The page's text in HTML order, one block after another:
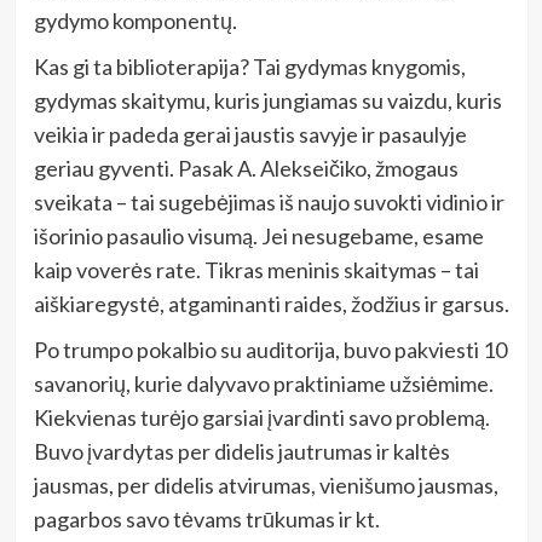
gydymo komponentų.
Kas gi ta biblioterapija? Tai gydymas knygomis,
gydymas skaitymu, kuris jungiamas su vaizdu, kuris
veikia ir padeda gerai jaustis savyje ir pasaulyje
geriau gyventi. Pasak A. Alekseičiko, žmogaus
sveikata – tai sugebėjimas iš naujo suvokti vidinio ir
išorinio pasaulio visumą. Jei nesugebame, esame
kaip voverės rate. Tikras meninis skaitymas – tai
aiškiaregystė, atgaminanti raides, žodžius ir garsus.
Po trumpo pokalbio su auditorija, buvo pakviesti 10
savanorių, kurie dalyvavo praktiniame užsiėmime.
Kiekvienas turėjo garsiai įvardinti savo problemą.
Buvo įvardytas per didelis jautrumas ir kaltės
jausmas, per didelis atvirumas, vienišumo jausmas,
pagarbos savo tėvams trūkumas ir kt.